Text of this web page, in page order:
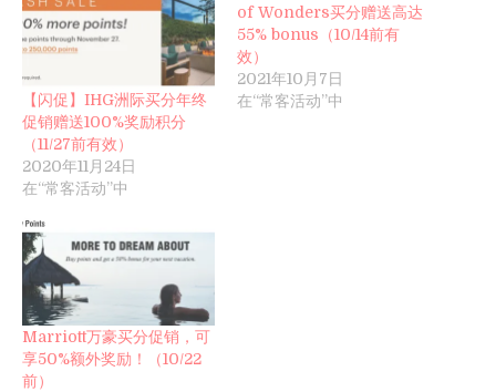
【闪促】IHG洲际买分年终
促销赠送100%奖励积分
（11/27前有效）
2020年11月24日
在“常客活动”中
of Wonders买分赠送高达
55% bonus（10/14前有
效）
2021年10月7日
在“常客活动”中
Marriott万豪买分促销，可
享50%额外奖励！（10/22
前）